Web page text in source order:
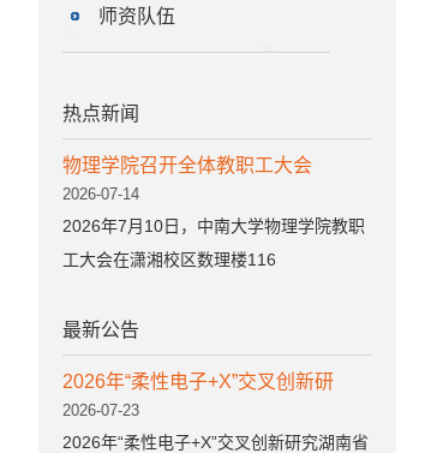
师资队伍
热点新闻
物理学院召开全体教职工大会
2026-07-14
2026年7月10日，中南大学物理学院教职
工大会在潇湘校区数理楼116
最新公告
2026年“柔性电子+X”交叉创新研
2026-07-23
2026年“柔性电子+X”交叉创新研究湖南省